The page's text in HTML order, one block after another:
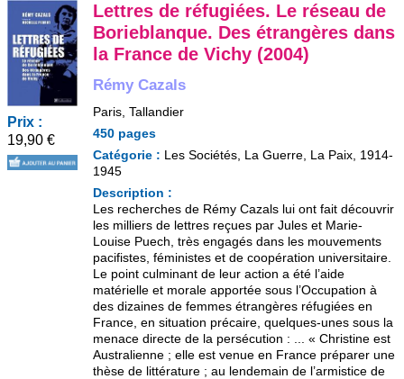
Prix :
19,90 €
Lettres de réfugiées. Le réseau de
Borieblanque. Des étrangères dans
la France de Vichy (2004)
Rémy Cazals
Paris, Tallandier
450 pages
Catégorie : Les Sociétés, La Guerre, La Paix, 1914-
1945
Description :
Les recherches de Rémy Cazals lui ont fait découvrir
les milliers de lettres reçues par Jules et Marie-
Louise Puech, très engagés dans les mouvements
pacifistes, féministes et de coopération universitaire.
Le point culminant de leur action a été l’aide
matérielle et morale apportée sous l’Occupation à
des dizaines de femmes étrangères réfugiées en
France, en situation précaire, quelques-unes sous la
menace directe de la persécution : ... « Christine est
Australienne ; elle est venue en France préparer une
thèse de littérature ; au lendemain de l’armistice de